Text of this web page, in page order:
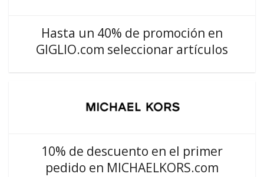
Hasta un 40% de promoción en
GIGLIO.com seleccionar artículos
10% de descuento en el primer
pedido en MICHAELKORS.com